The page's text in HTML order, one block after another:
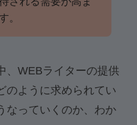
。
、WEBライターの提供
のように求められてい
なっていくのか、わか